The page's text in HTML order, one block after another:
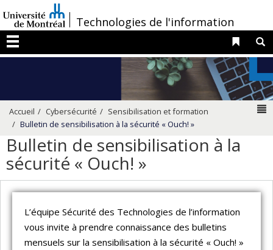
au
contenu
/
Technologies de l'information
Menu
Liens
Accueil Cybersécurité
Sensibilisation et formation
Bulletin de sensibilisation à la sécurité « Ouch! »
Bulletin de sensibilisation à la
sécurité « Ouch! »
L’équipe Sécurité des Technologies de l’information
vous invite à prendre connaissance des bulletins
mensuels sur la sensibilisation à la sécurité « Ouch! »